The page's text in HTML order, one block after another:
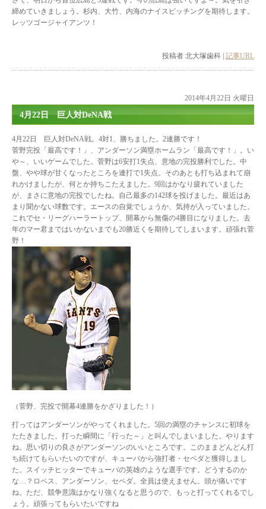
締めていきましょう。杉内、大竹、内海のナイスピッチングを期待します。
レッツゴージャイアンツ！
投稿者 北大塚歯科 | 記事URL
2014年4月22日 火曜日
4月22日 巨人対DeNA戦
4月22日 巨人対DeNA戦。4対1、勝ちました。2連勝です！
菅野完投「最高です！」、アンダーソン満塁ホームラン「最高です！」。い
や～、いいゲームでした。菅野は6安打1失点、意地の完投勝利でした。中
盤、やや球が甘くなったところを連打で1失点。そのあとも打ち込まれて崩
れかけましたが、何とか持ちこたえました。9回はかなり疲れていました
が、まさに意地の完投でしたね。自己最多の142球を投げました。最近はあ
まり聞かない球数です。エースの自覚でしょうか、気持が入っていました。
これでセ・リーグハーラートップ、開幕から無傷の4勝目になりました。去
年のマー君まではいかないまでも20勝近くを期待してしまいます。頑張れ菅
野！
（菅野、完投で開幕4連勝をかざりました！）
打ってはアンダーソンがやってくれました。5回の満塁のチャンスに初球を
たたきました。打った瞬間に「行った～」と叫んでしまいました。やります
ね。思い切りの良さがアンダーソンのいいところです。このままどんどん打
ち続けてもらいたいのですが、キューバから強打者・セペダと獲得しまし
た。スイッチヒッターでキューバの英雄のような選手です。どうするのか
な…？ロペス、アンダーソン、セペダ。全員は使えません。頭が痛いです
ね。ただ、競争意識はかなり強くなると思うので、もっと打ってくれるでし
ょう。頑張ってもらいたいですね